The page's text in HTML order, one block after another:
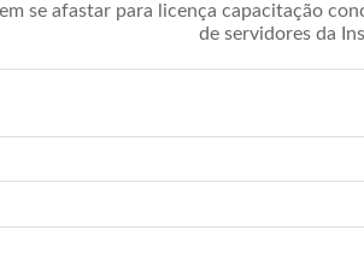
se afastar para licença capacitação
de servidores da